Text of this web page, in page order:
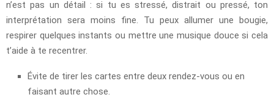
n’est pas un détail : si tu es stressé, distrait ou pressé, ton
interprétation sera moins fine. Tu peux allumer une bougie,
respirer quelques instants ou mettre une musique douce si cela
t’aide à te recentrer.
Évite de tirer les cartes entre deux rendez-vous ou en
faisant autre chose.